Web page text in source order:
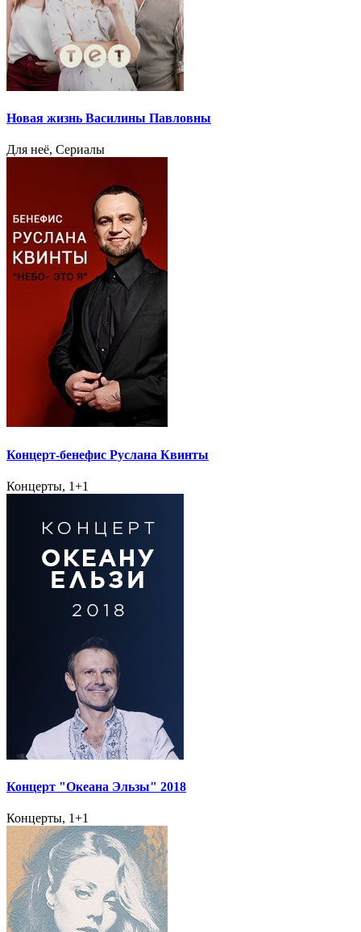
Новая жизнь Василины Павловны
Для неё, Сериалы
Концерт-бенефис Руслана Квинты
Концерты, 1+1
Концерт "Океана Эльзы" 2018
Концерты, 1+1